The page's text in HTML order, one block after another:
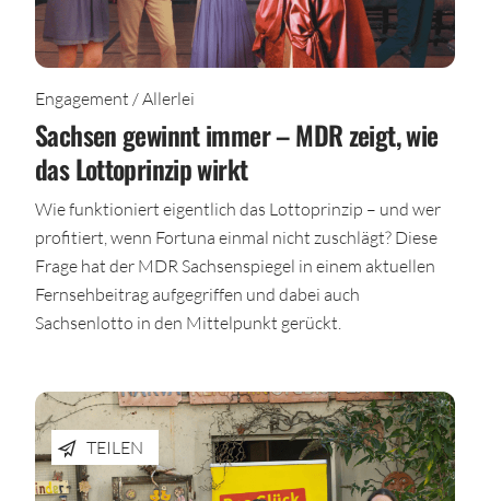
Engagement / Allerlei
Sachsen gewinnt immer – MDR zeigt, wie
das Lottoprinzip wirkt
Wie funktioniert eigentlich das Lottoprinzip – und wer
profitiert, wenn Fortuna einmal nicht zuschlägt? Diese
Frage hat der MDR Sachsenspiegel in einem aktuellen
Fernsehbeitrag aufgegriffen und dabei auch
Sachsenlotto in den Mittelpunkt gerückt.
TEILEN